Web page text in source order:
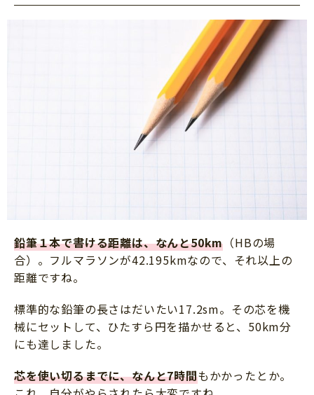
鉛筆１本で書ける距離は、なんと50km （HBの場
合）。フルマラソンが42.195kmなので、それ以上の
距離ですね。
標準的な鉛筆の長さはだいたい17.2sm。その芯を機
械にセットして、ひたすら円を描かせると、50km分
にも達しました。
芯を使い切るまでに、なんと7時間もかかったとか。